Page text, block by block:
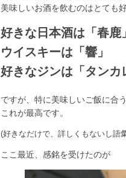
美味しいお酒を飲むのはとても好
好きな日本酒は「春鹿」
ウイスキーは「響」
好きなジンは「タンカ
ですが、特に美味しいご飯に合
これが最高です。
(好きなだけで、詳しくもないし語
ここ最近、感銘を受けたのが